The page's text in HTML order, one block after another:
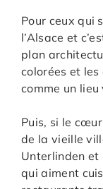
Pour ceux qui
l’Alsace et
plan
colorées et
comme un
Puis, si le
de la vieille
Unterlinden et
qui aiment